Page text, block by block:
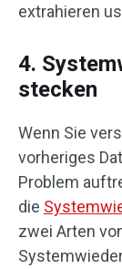
extrahieren
4.
stecken
Wenn Sie
vorheriges
Problem
die
zwei Arten